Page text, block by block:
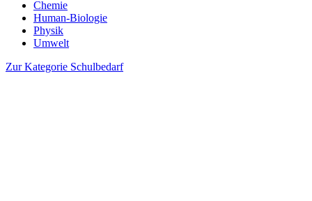
Chemie
Human-Biologie
Physik
Umwelt
Zur Kategorie Schulbedarf